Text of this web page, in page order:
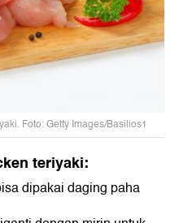
Foto: Getty Images/Basilios1
teriyaki:
dipakai daging paha